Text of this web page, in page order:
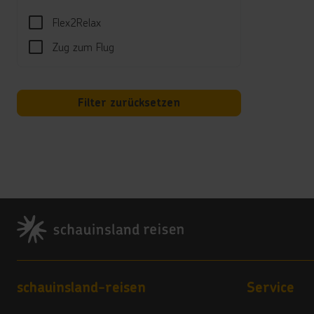
Flex2Relax
Zug zum Flug
Filter zurücksetzen
Footer
Footer navigation
schauinsland-reisen Service